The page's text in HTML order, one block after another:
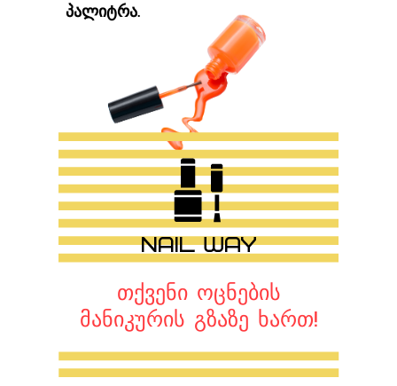
პალიტრა.
თქვენი ოცნების
მანიკურის გზაზე ხართ!